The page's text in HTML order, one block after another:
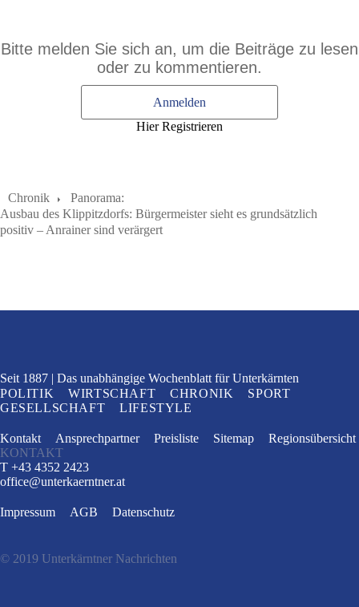
Bitte melden Sie sich an, um die Beiträge zu lesen
oder zu kommentieren.
Anmelden
Hier Registrieren
Chronik
Panorama:
Ausbau des Klippitzdorfs: Bürgermeister sieht es grundsätzlich
positiv – Anrainer sind verärgert
Seit 1887 Das unabhängige Wochenblatt für Unterkärnten
POLITIK
WIRTSCHAFT CHRONIK
SPORT
GESELLSCHAFT
LIFESTYLE
Kontakt Ansprechpartner Preisliste Sitemap
Regionsübersicht
KONTAKT
T +43 4352 2423
office@unterkaerntner.at
Impressum AGB Datenschutz
© 2019 Unterkärntner Nachrichten